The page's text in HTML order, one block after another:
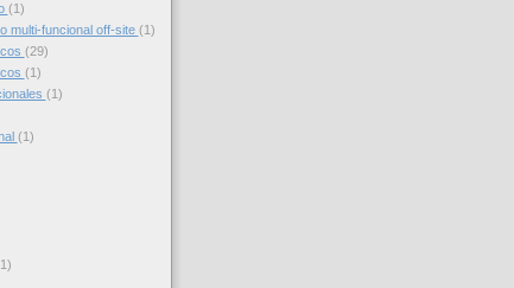
(1)
multi-funcional off-site (1)
(29)
(1)
(1)
(1)